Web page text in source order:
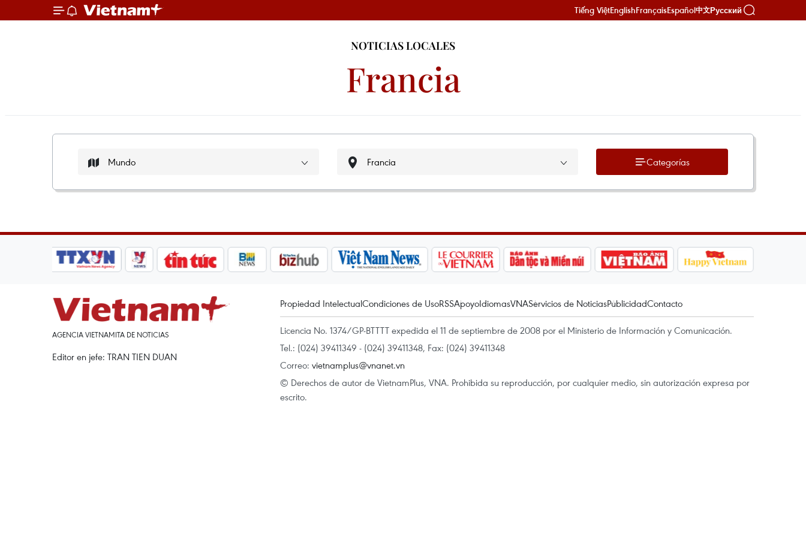
Tiếng ViệtEnglishFrançaisEspañol中文Русский
NOTICIAS LOCALES
Francia
Categorías
AGENCIA VIETNAMITA DE NOTICIAS
Editor en jefe: TRAN TIEN DUAN
Propiedad IntelectualCondiciones de UsoRSSApoyoIdiomasVNAServicios de NoticiasPublicidadContacto
Licencia No. 1374/GP-BTTTT expedida el 11 de septiembre de 2008 por el Ministerio de Información y Comunicación.
Tel.: (024) 39411349 - (024) 39411348, Fax: (024) 39411348
Correo: vietnamplus@vnanet.vn
© Derechos de autor de VietnamPlus, VNA. Prohibida su reproducción, por cualquier medio, sin autorización expresa por
escrito.